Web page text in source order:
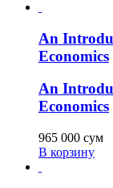
An
Economics
An
Economics
965 000 сум
В корзину